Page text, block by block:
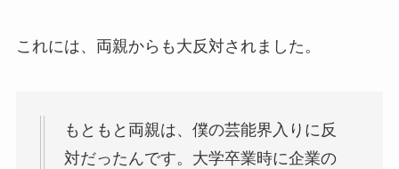
これには、両親からも大反対されました。
もともと両親は、僕の芸能界入りに反
対だったんです。大学卒業時に企業の